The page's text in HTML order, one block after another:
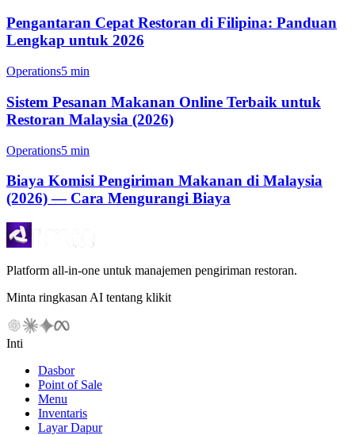
Pengantaran Cepat Restoran di Filipina: Panduan
Lengkap untuk 2026
Operations5 min
Sistem Pesanan Makanan Online Terbaik untuk
Restoran Malaysia (2026)
Operations5 min
Biaya Komisi Pengiriman Makanan di Malaysia
(2026) — Cara Mengurangi Biaya
Platform all-in-one untuk manajemen pengiriman restoran.
Minta ringkasan AI tentang klikit
Inti
Dasbor
Point of Sale
Menu
Inventaris
Layar Dapur